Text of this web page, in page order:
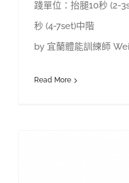
踐單位：抬腿10
秒 (4-7set)中階
by 宜蘭體能訓練師
Read More